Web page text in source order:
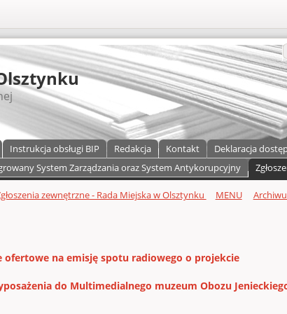
Instrukcja obsługi BIP Redakcja Kontakt Deklaracja
System Zarządzania oraz System Antykorupcyjny
zewnętrzne - Rada Miejska w Olsztynku MENU
ofertowe na emisję spotu radiowego o projekcie
do Multimedialnego muzeum Obozu